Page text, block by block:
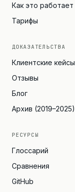
Как это работает
Тарифы
ДОКАЗАТЕЛЬСТВА
Клиентские кейсы
Отзывы
Блог
Архив (2019–2025)
РЕСУРСЫ
Глоссарий
Сравнения
GitHub